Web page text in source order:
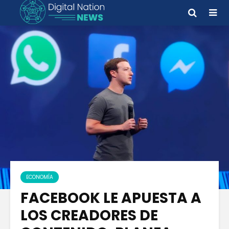
ECONOMÍA
FACEBOOK LE APUESTA A
LOS CREADORES DE